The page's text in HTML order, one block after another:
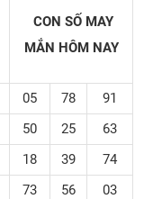
CON SỐ MAY
MẮN HÔM NAY
05 78
91
50 25 63
18 39
74
73 56 03